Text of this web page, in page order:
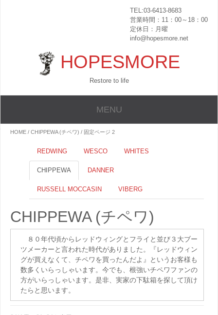
TEL:03-6413-8683
営業時間：11：00～18：00
定休日：月曜
info@hopesmore.net
HOPESMORE
Restore to life
MENU
HOME / CHIPPEWA (チペワ) / 固定ページ 2
REDWING WESCO WHITES
CHIPPEWA DANNER
RUSSELL MOCCASIN VIBERG
CHIPPEWA (チペワ)
８０年代頃からレッドウィングとフライと並び３大ブー
ツメーカーと言われた時代がありました。『レッドウィン
グが買えなくて、チペワを買ったんだよ』というお客様も
数多くいらっしゃいます。今でも、根強いチペワファンの
方がいらっしゃいます。是非、実家の下駄箱を探して頂け
たらと思います。